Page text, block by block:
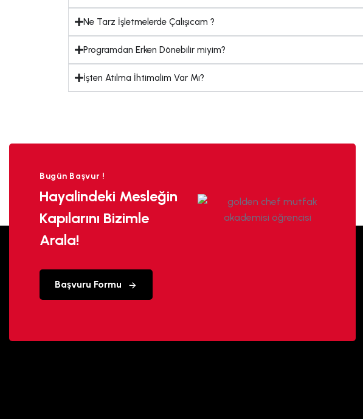
Ne Tarz İşletmelerde Çalışıcam ?
Programdan Erken Dönebilir miyim?
İşten Atılma İhtimalim Var Mı?
Bugün Başvur !
Hayalindeki Mesleğin
Kapılarını Bizimle
Arala!
Başvuru Formu